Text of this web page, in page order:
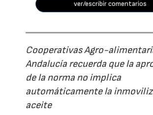
ver/escribir comentarios
Cooperativas Agro-
Andalucía recuerda que la
de la norma no implica
automáticamente la
aceite